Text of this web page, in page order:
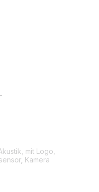
mit Logo,
Kamera